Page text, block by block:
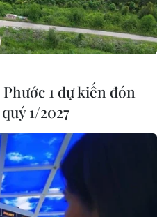
(TTXVN/Vietnam+)
1 dự kiến đón
1/2027